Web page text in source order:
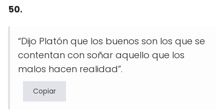
50.
“Dijo Platón que los buenos son los que se
contentan con soñar aquello que los
malos hacen realidad”.
Copiar